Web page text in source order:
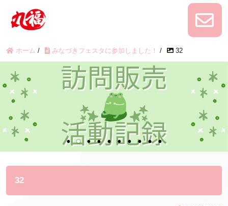
ホーム / みなづきフェスタに参加しました！ / 32
32